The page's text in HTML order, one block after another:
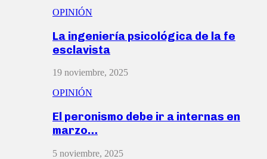
OPINIÓN
La ingeniería psicológica de la fe
esclavista
19 noviembre, 2025
OPINIÓN
El peronismo debe ir a internas en
marzo…
5 noviembre, 2025